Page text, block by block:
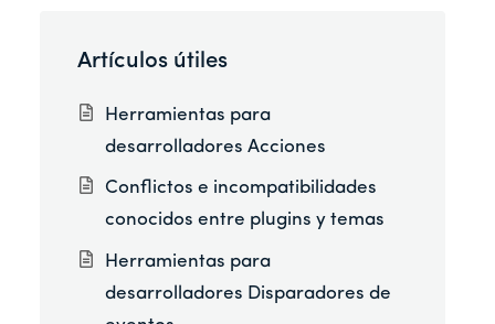
Artículos útiles
Herramientas para
desarrolladores Acciones
Conflictos e incompatibilidades
conocidos entre plugins y temas
Herramientas para
desarrolladores Disparadores de